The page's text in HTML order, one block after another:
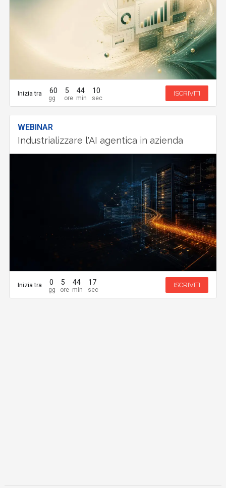
Inizia tra 60 5 44 9 ISCRIVITI
WEBINAR
Industrializzare l'AI agentica in azienda
Inizia tra 0 5 44 17 ISCRIVITI